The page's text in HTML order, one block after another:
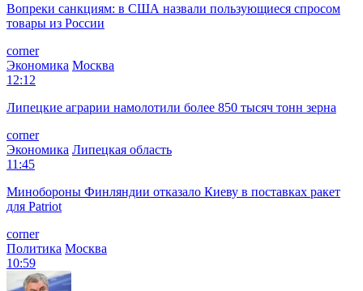
Вопреки санкциям: в США назвали пользующиеся спросом
товары из России
corner
Экономика Москва
12:12
Липецкие аграрии намолотили более 850 тысяч тонн зерна
corner
Экономика Липецкая область
11:45
Минобороны Финляндии отказало Киеву в поставках ракет
для Patriot
corner
Политика Москва
10:59